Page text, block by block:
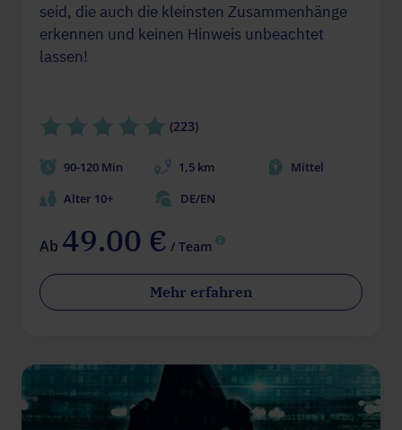
seid, die auch die kleinsten Zusammenhänge
erkennen und keinen Hinweis unbeachtet
lassen!
(223)
90-120 Min 1,5 km
Mittel
Alter 10+
DE/EN
Ab 49.00 € / Team
Mehr erfahren